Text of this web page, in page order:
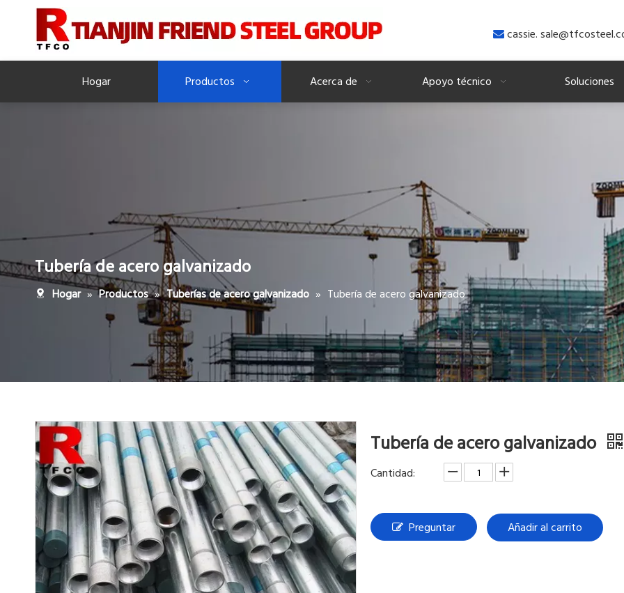
 cassie.
Hogar Productos Acerca de Apoyo técnico Soluciones
Tubería de acero galvanizado
Hogar » Productos » Tuberías de acero galvanizado » Tubería de acero galvanizado
Tubería de acero galvanizado
Cantidad:
Preguntar Añadir al carrito